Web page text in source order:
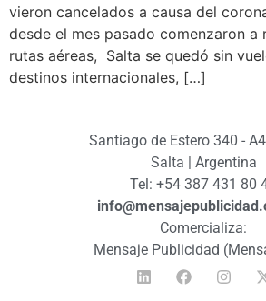
vieron cancelados a causa del
desde el mes pasado comenzaron a
rutas aéreas, Salta se quedó sin
destinos internacionales, […]
Santiago de Estero 340 -
Salta | Argentina
Tel: +54 387 431 80
Comercializa:
Mensaje Publicidad